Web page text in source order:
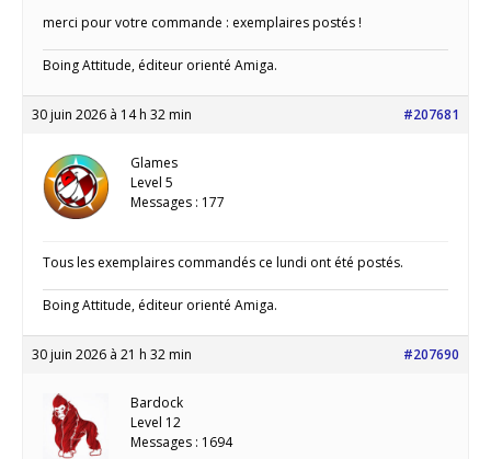
merci pour votre commande : exemplaires postés !
Boing Attitude, éditeur orienté Amiga.
30 juin 2026 à 14 h 32 min #207681
Glames
Level 5
Messages : 177
Tous les exemplaires commandés ce lundi ont été postés.
Boing Attitude, éditeur orienté Amiga.
30 juin 2026 à 21 h 32 min #207690
Bardock
Level 12
Messages : 1694